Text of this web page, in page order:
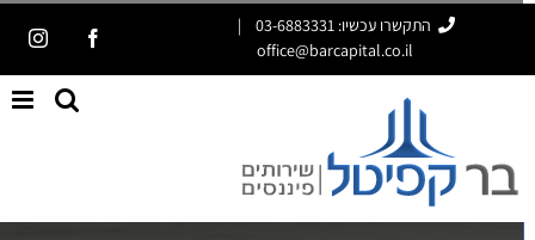
פתח סרגל נגישות
התקשרו עכשיו: 03-6883331
|
office@barcapital.co.il
Facebook